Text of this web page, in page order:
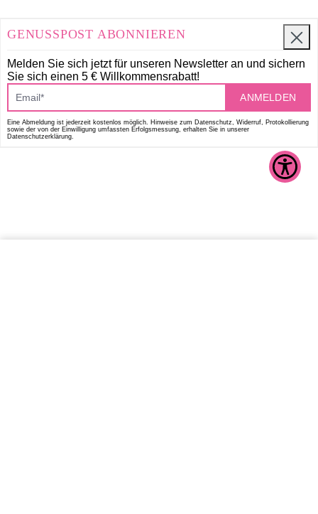
GENUSSPOST ABONNIEREN
Melden Sie sich jetzt für unseren Newsletter an und sichern
Sie sich einen 5 € Willkommensrabatt!
ANMELDEN
Eine Abmeldung ist jederzeit kostenlos möglich. Hinweise zum Datenschutz, Widerruf, Protokollierung
sowie der von der Einwilligung umfassten Erfolgsmessung, erhalten Sie in unserer
Datenschutzerklärung.